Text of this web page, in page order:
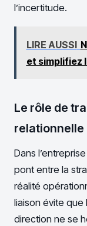
l’incertitude.
LIRE AUSSI
et simplifiez
Le rôle de
relationnelle
Dans
pont entre la
réalité
liaison évite
direction ne se